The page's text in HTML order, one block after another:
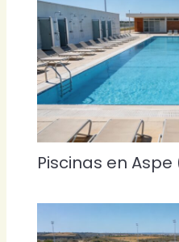
Piscinas en